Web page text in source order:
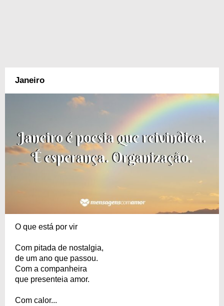
Janeiro
O que está por vir
Com pitada de nostalgia,
de um ano que passou.
Com a companheira
que presenteia amor.
Com calor...